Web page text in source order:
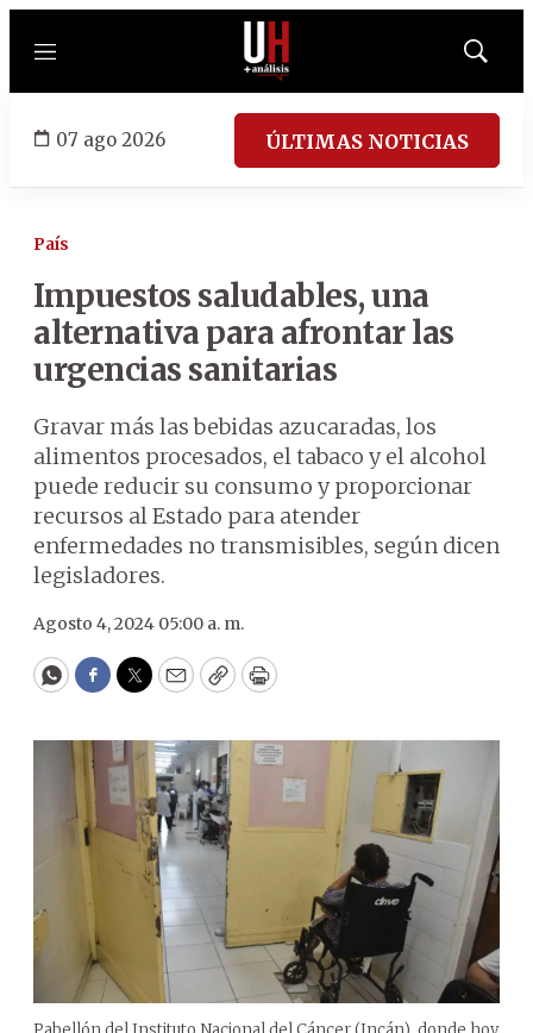
Menú
Mostrar
07 ago 2026 ÚLTIMAS NOTICIAS
País
Impuestos saludables, una
alternativa para afrontar las
urgencias sanitarias
Gravar más las bebidas azucaradas, los
alimentos procesados, el tabaco y el alcohol
puede reducir su consumo y proporcionar
recursos al Estado para atender
enfermedades no transmisibles, según dicen
legisladores.
Agosto 4, 2024 05:00 a. m.
WhatsApp
Facebook
Twitter
EmailCopyPrint